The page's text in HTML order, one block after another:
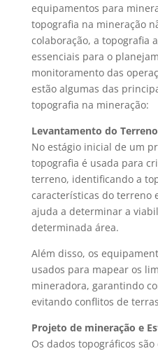
equipamentos para
topografia na mineração
colaboração, a topografia
essenciais para o
monitoramento das
estão algumas das
topografia na mineração:
Levantamento do
No estágio inicial de um
topografia é usada para
terreno, identificando a
características do terreno
ajuda a determinar a
determinada área.
Além disso, os
usados para mapear os
mineradora, garantindo
evitando conflitos de
Projeto de mineração e
Os dados topográficos